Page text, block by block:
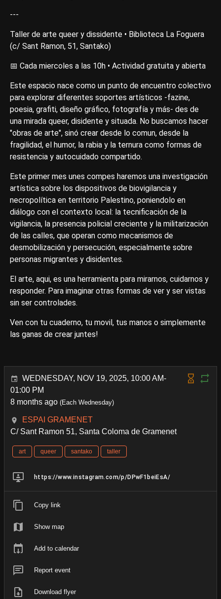
---
Taller de arte queer y dissidente • Biblioteca La Foguera
(c/ Sant Ramon, 51, Santako)
📅 Cada miercoles a las 10h • Actividad gratuita y abierta
Este espacio nace como un punto de encuentro colectivo
para explorar diferentes soportes artísticos -fazine,
poesia, grafiti, diseño gráfico, fotografía y más- des de
una mirada queer, disidente y situada. No buscamos hacer
"obras de arte", sinó crear desde lo comun, desde la
fragilidad, el humor, la rabia y la ternura como formas de
resistencia y autocuidado compartido.
Este primer mes unes compes haremos una investigación
artística sobre los dispositivos de biovigilancia y
necropolítica en territorio Palestino, poniendolo en
diálogo con el contexto local: la tecnificación de la
vigilancia, la presencia policial creciente y la militarización
de las calles, que operan como mecanismos de
desmobilización y persecución, especialmente sobre
personas migrantes y disidentes.
El arte, aqui, es una herramienta para mirarnos, cuidarnos y
responder. Para imaginar otras formas de ver y ser vistas
sin ser controlades.
Ven con tu cuaderno, tu movil, tus manos o simplemente
las ganas de crear juntes!
WEDNESDAY, NOV 19, 2025, 10:00 AM-
01:00 PM
8 months ago (Each Wednesday)
ESPAI GRAMENET
C/ Sant Ramon 51, Santa Coloma de Gramenet
art queer santako taller
https://www.instagram.com/p/DPwF1beiEsA/
Copy link
Show map
Add to calendar
Report event
Download flyer